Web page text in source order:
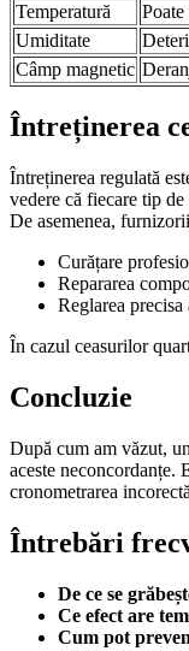
Temperatură
Umiditate
Câmp magnetic
Întreținerea
Întreținerea regulată
vedere că fiecare tip
De asemenea,
Curățare
Repararea
Reglarea
În cazul ceasurilor
Concluzie
După cum am văzut,
aceste neconcordanțe.
cronometrarea
Întrebări
De ce se
Ce efect are
Cum pot